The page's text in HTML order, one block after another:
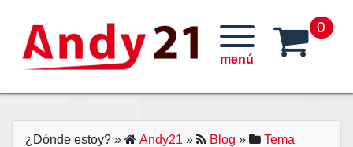
content
0
¿Dónde estoy? » Andy21 » Blog »
Tema